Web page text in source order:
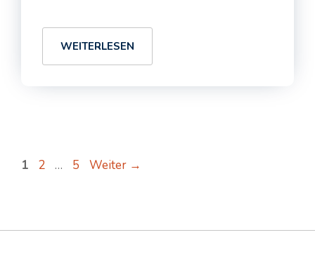
WEITERLESEN
Seite
1 Seite
2 … Seite
5 Weiter →